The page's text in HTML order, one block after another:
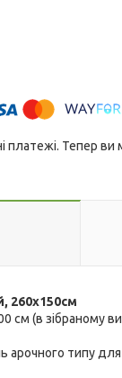
платежі. Тепер
260х150см
см (в зібраному
арочного типу